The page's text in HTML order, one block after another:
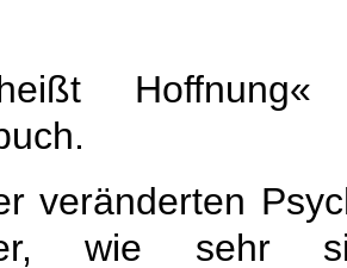
veränderten
wie sehr